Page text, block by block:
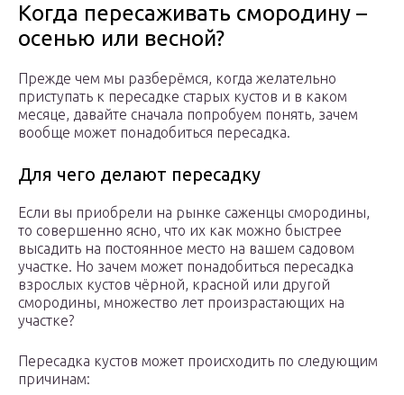
Когда пересаживать смородину –
осенью или весной?
Прежде чем мы разберёмся, когда желательно
приступать к пересадке старых кустов и в каком
месяце, давайте сначала попробуем понять, зачем
вообще может понадобиться пересадка.
Для чего делают пересадку
Если вы приобрели на рынке саженцы смородины,
то совершенно ясно, что их как можно быстрее
высадить на постоянное место на вашем садовом
участке. Но зачем может понадобиться пересадка
взрослых кустов чёрной, красной или другой
смородины, множество лет произрастающих на
участке?
Пересадка кустов может происходить по следующим
причинам: